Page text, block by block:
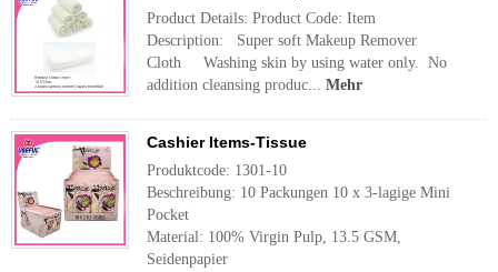
Product Details: Product Code: Item
Description: Super soft Makeup Remover
Cloth Washing skin by using water only. No
addition cleansing produc... Mehr
Cashier Items-Tissue
Produktcode: 1301-10
Beschreibung: 10 Packungen 10 x 3-lagige Mini
Pocket
Material: 100% Virgin Pulp, 13.5 GSM,
Seidenpapier